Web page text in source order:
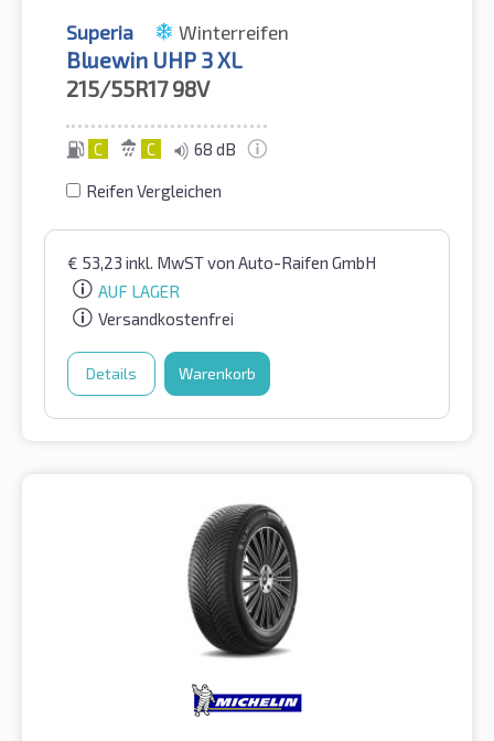
Superia Winterreifen
Bluewin UHP 3 XL
215/55R17 98V
C C 68 dB
Reifen Vergleichen
€ 53,23 inkl. MwSTvon Auto-Raifen GmbH
AUF LAGER
Versandkostenfrei
Details Warenkorb